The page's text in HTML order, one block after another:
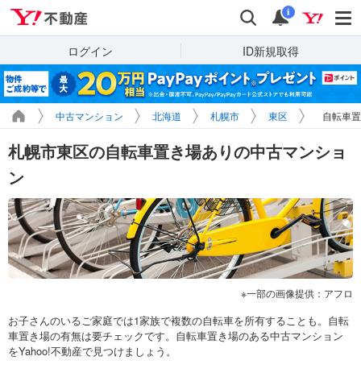
検索 通知
i
ログイン ID新規取得
中古マンション 北海道 札幌市 東区 自転車
札幌市東区の自転車置き場ありの中古マンショ
ン
一部の画像提供：アフロ
お子さんのいるご家庭では1家族で複数の自転車を所有することも。自転
車置き場の有無は要チェックです。自転車置き場のある中古マンション
をYahoo!不動産で見つけましょう。